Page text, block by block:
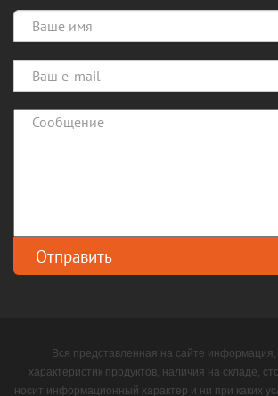
Вся представленная на сайте
характеристик продуктов, наличия на складе,
носит информационный характер и ни при каких